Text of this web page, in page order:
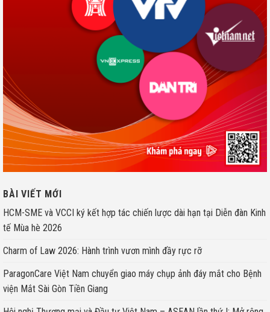
BÀI VIẾT MỚI
HCM-SME và VCCI ký kết hợp tác chiến lược dài hạn tại Diễn đàn Kinh
tế Mùa hè 2026
Charm of Law 2026: Hành trình vươn mình đầy rực rỡ
ParagonCare Việt Nam chuyển giao máy chụp ảnh đáy mắt cho Bệnh
viện Mắt Sài Gòn Tiền Giang